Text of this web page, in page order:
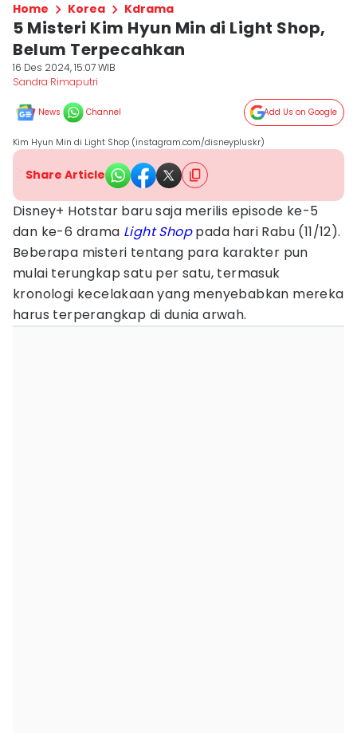
Home Korea Kdrama
5 Misteri Kim Hyun Min di Light Shop,
Belum Terpecahkan
16 Des 2024, 15:07 WIB
Sandra Rimaputri
News Channel Add Us on Google
Kim Hyun Min di Light Shop (instagram.com/disneypluskr)
Share Article
Disney+ Hotstar baru saja merilis episode ke-5
dan ke-6 drama Light Shoppada hari Rabu (11/12).
Beberapa misteri tentang para karakter pun
mulai terungkap satu per satu, termasuk
kronologi kecelakaan yang menyebabkan mereka
harus terperangkap di dunia arwah.